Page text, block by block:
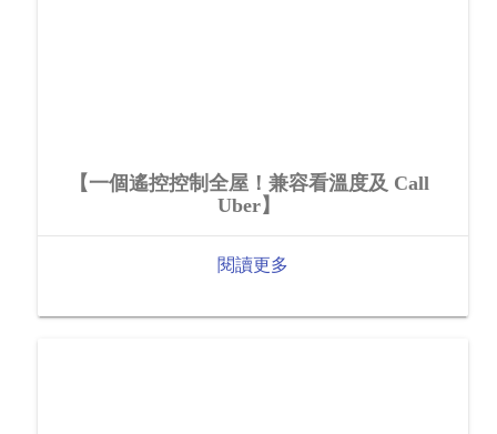
【一個遙控控制全屋！兼容看溫度及 Call
Uber】
閱讀更多